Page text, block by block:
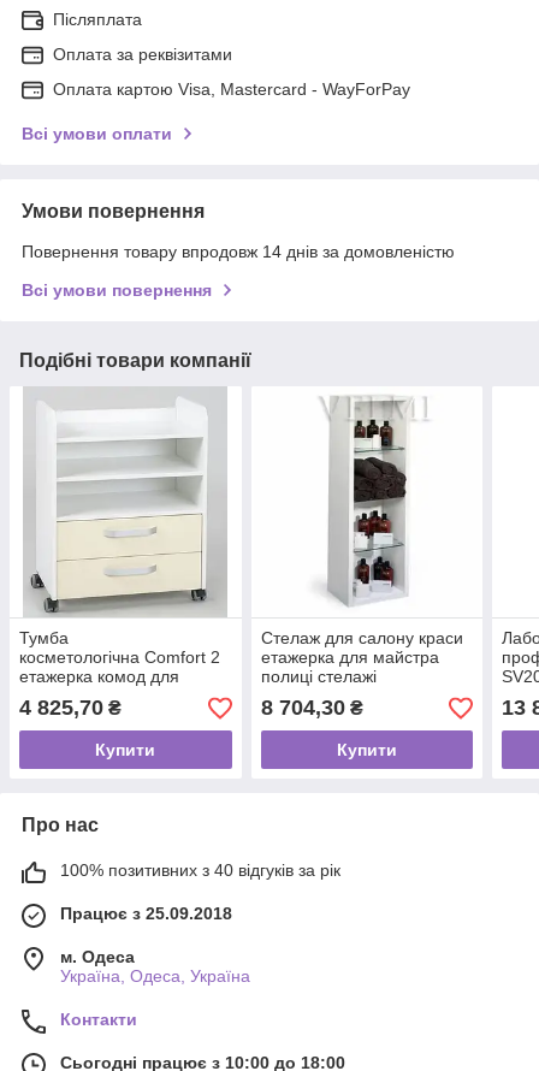
Післяплата
Оплата за реквізитами
Оплата картою Visa, Mastercard - WayForPay
Всі умови оплати
Умови повернення
Повернення товару впродовж 14 днів за домовленістю
Всі умови повернення
Подібні товари компанії
Тумба
косметологічна Comfort 2
етажерка комод для
манікюру/педикюру візок
косметолога для салону
краси VM944
4 825,70 ₴
Купити
Стелаж для салону краси
етажерка для майстра
полиці стелажі
перегородки для дому
VM614
8 704,30₴
Купити
13
Про нас
100% позитивних з 40 відгуків за рік
Працює з 25.09.2018
м. Одеса
Україна, Одеса, Україна
Контакти
Сьогодні працює з 10:00 до 18:00